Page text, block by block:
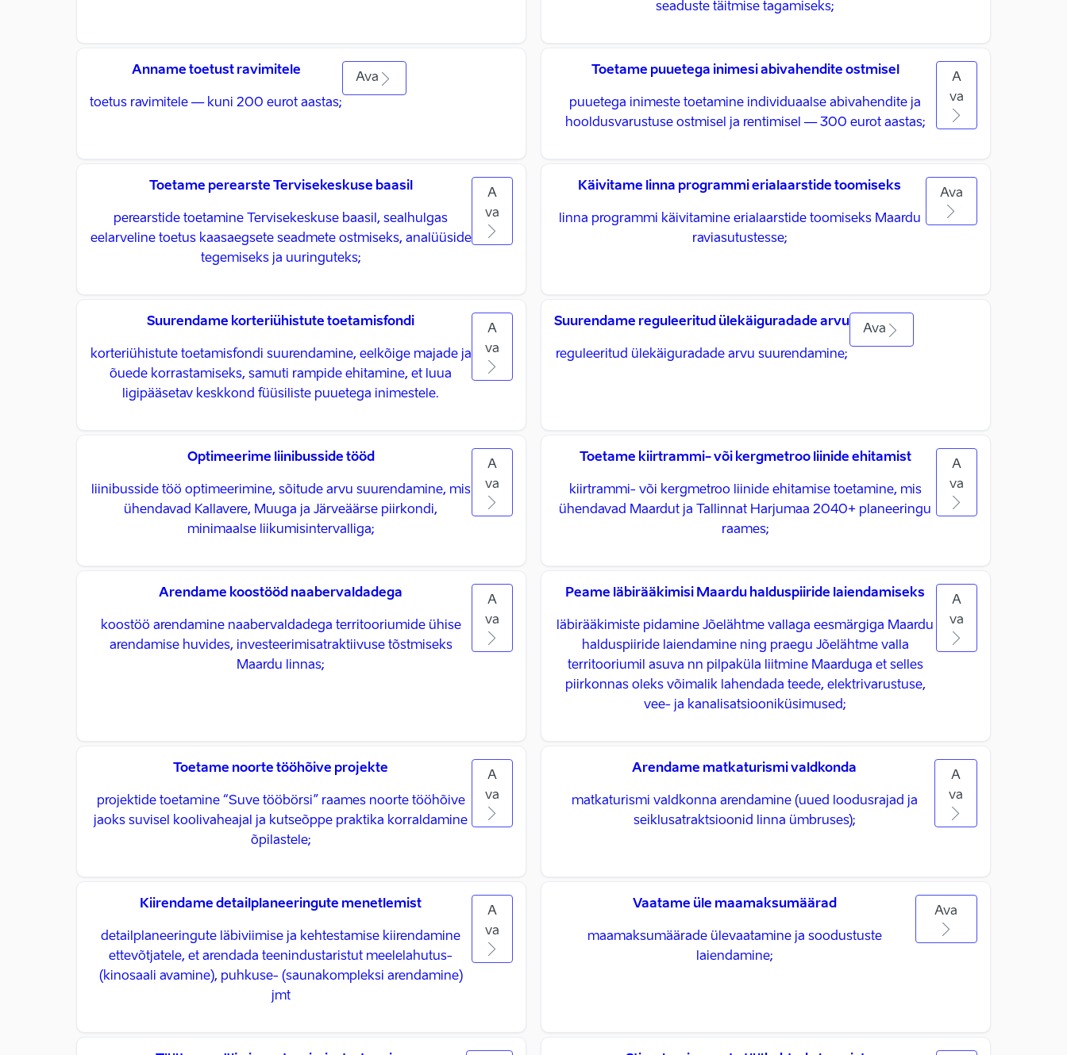
seaduste täitmise tagamiseks;
Anname toetust ravimitele
toetus ravimitele — kuni 200 eurot aastas;
Ava
Toetame puuetega inimesi abivahendite ostmisel
puuetega inimeste toetamine individuaalse abivahendite ja
hooldusvarustuse ostmisel ja rentimisel — 300 eurot aastas;
A
va
Toetame perearste Tervisekeskuse baasil
perearstide toetamine Tervisekeskuse baasil, sealhulgas
eelarveline toetus kaasaegsete seadmete ostmiseks, analüüside
tegemiseks ja uuringuteks;
A
va
Käivitame linna programmi erialaarstide toomiseks
linna programmi käivitamine erialaarstide toomiseks Maardu
raviasutustesse;
Ava
Suurendame korteriühistute toetamisfondi
korteriühistute toetamisfondi suurendamine, eelkõige majade ja
õuede korrastamiseks, samuti rampide ehitamine, et luua
ligipääsetav keskkond füüsiliste puuetega inimestele.
A
va
Suurendame reguleeritud ülekäiguradade arvu
reguleeritud ülekäiguradade arvu suurendamine;
Ava
Optimeerime liinibusside tööd
liinibusside töö optimeerimine, sõitude arvu suurendamine, mis
ühendavad Kallavere, Muuga ja Järveäärse piirkondi,
minimaalse liikumisintervalliga;
A
va
Toetame kiirtrammi- või kergmetroo liinide ehitamist
kiirtrammi- või kergmetroo liinide ehitamise toetamine, mis
ühendavad Maardut ja Tallinnat Harjumaa 2040+ planeeringu
raames;
A
va
Arendame koostööd naabervaldadega
koostöö arendamine naabervaldadega territooriumide ühise
arendamise huvides, investeerimisatraktiivuse tõstmiseks
Maardu linnas;
A
va
Peame läbirääkimisi Maardu halduspiiride laiendamiseks
läbirääkimiste pidamine Jõelähtme vallaga eesmärgiga Maardu
halduspiiride laiendamine ning praegu Jõelähtme valla
territooriumil asuva nn pilpaküla liitmine Maarduga et selles
piirkonnas oleks võimalik lahendada teede, elektrivarustuse,
vee- ja kanalisatsiooniküsimused;
A
va
Toetame noorte tööhõive projekte
projektide toetamine “Suve tööbörsi” raames noorte tööhõive
jaoks suvisel koolivaheajal ja kutseõppe praktika korraldamine
õpilastele;
A
va
Arendame matkaturismi valdkonda
matkaturismi valdkonna arendamine (uued loodusrajad ja
seiklusatraktsioonid linna ümbruses);
A
va
Kiirendame detailplaneeringute menetlemist
detailplaneeringute läbiviimise ja kehtestamise kiirendamine
ettevõtjatele, et arendada teenindustaristut meelelahutus-
(kinosaali avamine), puhkuse- (saunakompleksi arendamine)
jmt
A
va
Vaatame üle maamaksumäärad
maamaksumäärade ülevaatamine ja soodustuste
laiendamine;
Ava